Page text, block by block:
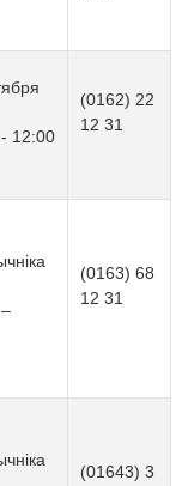
12:00
(0162) 22
12 31
–
(0163) 68
12 31
(01643) 3